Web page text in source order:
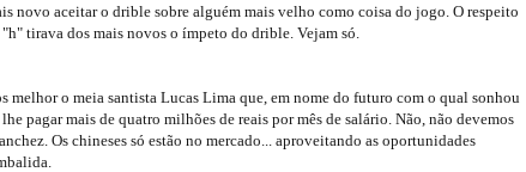
novo aceitar o drible sobre alguém mais velho como coisa do jogo. O respeito
tirava dos mais novos o ímpeto do drible. Vejam só.
melhor o meia santista Lucas Lima que, em nome do futuro com o qual sonhou
pagar mais de quatro milhões de reais por mês de salário. Não, não devemos
Os chineses só estão no mercado... aproveitando as oportunidades